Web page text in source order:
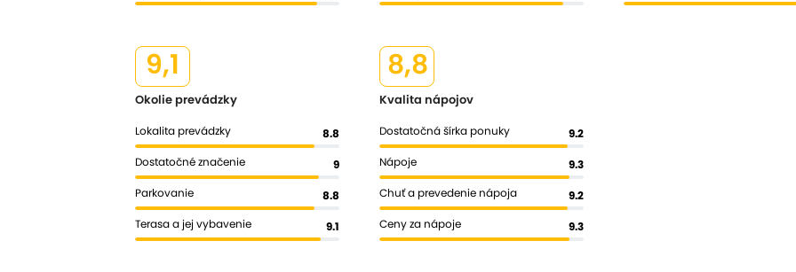
9,1
Okolie prevádzky
Lokalita prevádzky
8.8
Dostatočné značenie
9
Parkovanie
8.8
Terasa a jej vybavenie
9.1
8,8
Kvalita nápojov
Dostatočná šírka ponuky
9.2
Nápoje
9.3
Chuť a prevedenie nápoja
9.2
Ceny za nápoje
9.3